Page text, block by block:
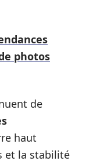
photos
de
haut
et la stabilité